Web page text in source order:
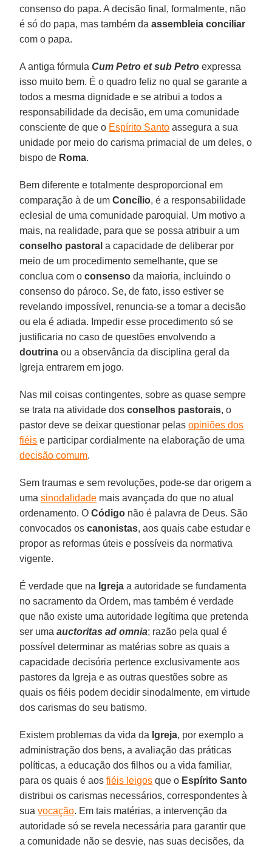
consenso do papa. A decisão final, formalmente, não
é só do papa, mas também daassembleia conciliar
com o papa.
A antiga fórmulaCum Petro et sub Petro expressa
isso muito bem. É o quadro feliz no qual se garante a
todos a mesma dignidade e se atribui a todos a
responsabilidade da decisão, em uma comunidade
consciente de que o Espírito Santo assegura a sua
unidade por meio do carisma primacial de um deles, o
bispo de Roma.
Bem diferente e totalmente desproporcional em
comparação à de umConcílio, é a responsabilidade
eclesial de uma comunidade paroquial. Um motivo a
mais, na realidade, para que se possa atribuir a um
conselho pastoral a capacidade de deliberar por
meio de um procedimento semelhante, que se
conclua com oconsenso da maioria, incluindo o
consenso do pároco. Se, de fato, isso estiver se
revelando impossível, renuncia-se a tomar a decisão
ou ela é adiada. Impedir esse procedimento só se
justificaria no caso de questões envolvendo a
doutrina ou a observância da disciplina geral da
Igreja entrarem em jogo.
Nas mil coisas contingentes, sobre as quase sempre
se trata na atividade dosconselhos pastorais, o
pastor deve se deixar questionar pelasopiniões dos
fiéis e participar cordialmente na elaboração de uma
decisão comum.
Sem traumas e sem revoluções, pode-se dar origem a
umasinodalidade mais avançada do que no atual
ordenamento. OCódigo não é palavra de Deus. São
convocados oscanonistas, aos quais cabe estudar e
propor as reformas úteis e possíveis da normativa
vigente.
É verdade que na Igreja a autoridade se fundamenta
no sacramento da Ordem, mas também é verdade
que não existe uma autoridade legítima que pretenda
ser umaauctoritas ad omnia; razão pela qual é
possível determinar as matérias sobre as quais a
capacidade decisória pertence exclusivamente aos
pastores da Igreja e as outras questões sobre as
quais os fiéis podem decidir sinodalmente, em virtude
dos carismas do seu batismo.
Existem problemas da vida da Igreja, por exemplo a
administração dos bens, a avaliação das práticas
políticas, a educação dos filhos ou a vida familiar,
para os quais é aosfiéis leigos que o Espírito Santo
distribui os carismas necessários, correspondentes à
suavocação. Em tais matérias, a intervenção da
autoridade só se revela necessária para garantir que
a comunidade não se desvie, nas suas decisões, da